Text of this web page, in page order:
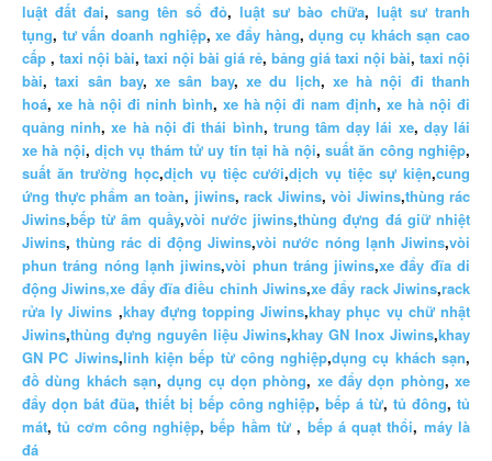
luật đất đai, sang tên sổ đỏ, luật sư bào chữa, luật sư tranh
tụng, tư vấn doanh nghiệp,xe đẩy hàng,dụng cụ khách sạn cao
cấp , taxi nội bài, taxi nội bài giá rẻ, bảng giá taxi nội bài, taxi nội
bài,taxi sân bay,xe sân bay,xe du lịch, xe hà nội đi thanh
hoá, xe hà nội đi ninh bình, xe hà nội đi nam định,xe hà nội đi
quảng ninh,xe hà nội đi thái bình, trung tâm dạy lái xe, dạy lái
xe hà nội,dịch vụ thám tử uy tín tại hà nội,suất ăn công nghiệp,
suất ăn trường học,dịch vụ tiệc cưới,dịch vụ tiệc sự kiện,cung
ứng thực phẩm an toàn, jiwins, rack Jiwins, vòi Jiwins,thùng rác
Jiwins,bếp từ âm quầy,vòi nước jiwins,thùng đựng đá giữ nhiệt
Jiwins,thùng rác di động Jiwins,vòi nước nóng lạnh Jiwins,vòi
phun tráng nóng lạnh jiwins,vòi phun tráng jiwins,xe đẩy đĩa di
động Jiwins,xe đẩy đĩa điều chỉnh Jiwins,xe đẩy rack Jiwins,rack
rửa ly Jiwins ,khay đựng topping Jiwins,khay phục vụ chữ nhật
Jiwins,thùng đựng nguyên liệu Jiwins,khay GN Inox Jiwins,khay
GN PC Jiwins,linh kiện bếp từ công nghiệp,dụng cụ khách sạn,
đồ dùng khách sạn,dụng cụ dọn phòng, xe đẩy dọn phòng,xe
đẩy dọn bát đũa, thiết bị bếp công nghiệp,bếp á từ,tủ đông,tủ
mát,tủ cơm công nghiệp,bếp hầm từ , bếp á quạt thổi, máy là
đá